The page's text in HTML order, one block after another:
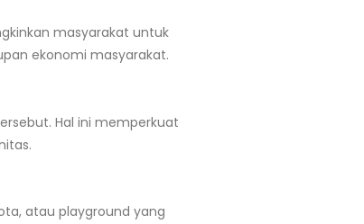
masyarakat untuk
ekonomi masyarakat.
Hal ini memperkuat
atau playground yang